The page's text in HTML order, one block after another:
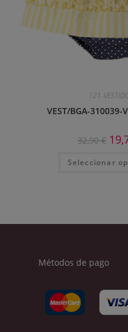
121-
VEST/BGA-310039-
32,90€
Seleccionar
Métodos de pago